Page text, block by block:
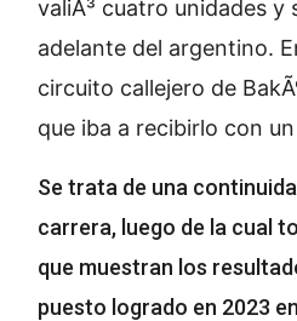
valiÃ³ cuatro unidades y
adelante del argentino.
circuito callejero de
que iba a recibirlo con
Se trata de una
carrera, luego de la cual
que muestran los
puesto logrado en 2023